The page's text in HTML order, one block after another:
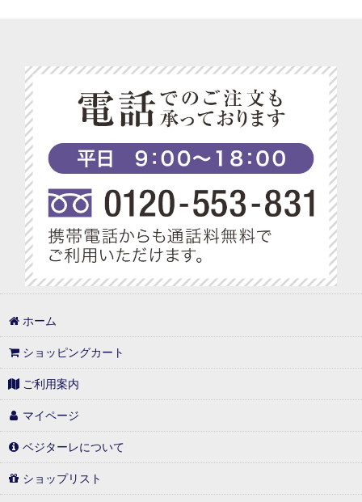
ホーム
ショッピングカート
ご利用案内
マイページ
ベジターレについて
ショップリスト